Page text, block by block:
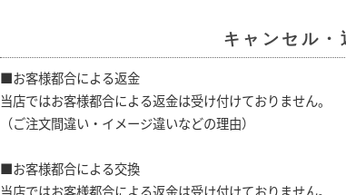
キャンセル・
■お客様都合による返金
当店ではお客様都合による返金は受け付けておりません。
（ご注文間違い・イメージ違いなどの理由）
■お客様都合による交換